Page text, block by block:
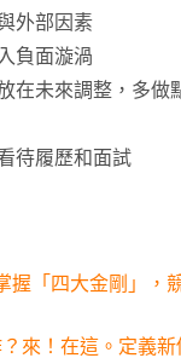
外部因素
負面漩渦
在未來調整，多做
待履歷和面試
握「四大金剛」，
來！在這。定義